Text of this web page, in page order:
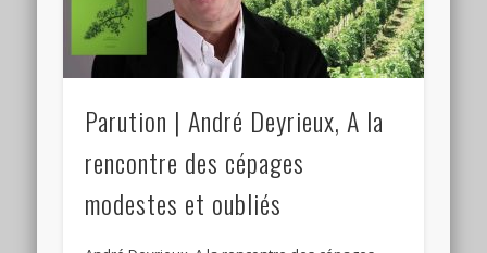
Parution | André Deyrieux, A la
rencontre des cépages
modestes et oubliés